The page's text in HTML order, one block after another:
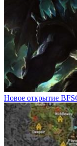
Новое открытие